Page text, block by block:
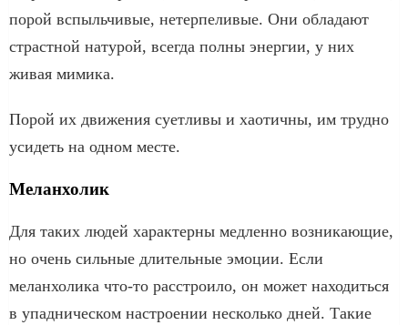
порой вспыльчивые, нетерпеливые. Они обладают
страстной натурой, всегда полны энергии, у них
живая мимика.
Порой их движения суетливы и хаотичны, им трудно
усидеть на одном месте.
Меланхолик
Для таких людей характерны медленно возникающие,
но очень сильные длительные эмоции. Если
меланхолика что-то расстроило, он может находиться
в упадническом настроении несколько дней. Такие